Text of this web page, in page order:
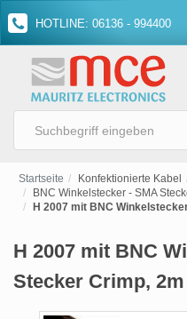
HOTLINE: 06136 - 994400
Startseite Konfektionierte Kabel
BNC Winkelstecker - SMA
H 2007 mit BNC
H 2007 mit BNC
Stecker Crimp, 2m